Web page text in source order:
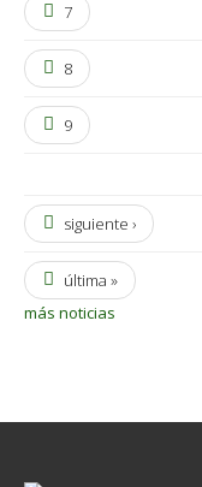
7
8
9
siguiente ›
última »
más noticias